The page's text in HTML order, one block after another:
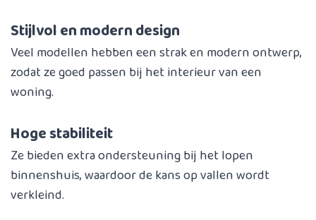
Stijlvol en modern design
Veel modellen hebben een strak en modern ontwerp,
zodat ze goed passen bij het interieur van een
woning.
Hoge stabiliteit
Ze bieden extra ondersteuning bij het lopen
binnenshuis, waardoor de kans op vallen wordt
verkleind.